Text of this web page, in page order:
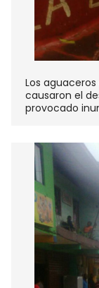
Los
causaron el
provocado